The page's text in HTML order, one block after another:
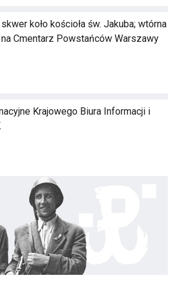
koło kościoła św. Jakuba; wtórna
Cmentarz Powstańców Warszawy
Krajowego Biura Informacji i